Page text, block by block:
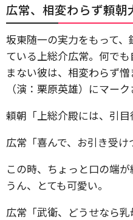
広常、相変わらず頼朝
坂東随一の実力をもって
ている上総介広常。何で
まない彼は、相変わらず憎
（演：栗原英雄）にマーク
頼朝「上総介殿には、引目
広常「喜んで、お引き受け
この時、ちょっと口の端が
うん、とても可愛い。
広常「武衛、どうせなら乳